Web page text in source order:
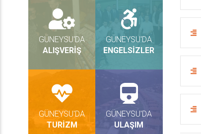
GÜNEYSU'DA
ALIŞVERİŞ
GÜNEYSU'DA
ENGELSİZLER
GÜNEYSU'DA
TURİZM
GÜNEYSU'DA
ULAŞIM